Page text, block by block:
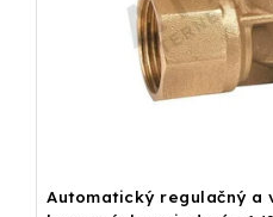
Automatický regulačný a